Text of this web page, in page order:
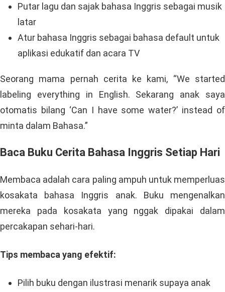
Putar lagu dan sajak bahasa Inggris sebagai musik
latar
Atur bahasa Inggris sebagai bahasa default untuk
aplikasi edukatif dan acara TV
Seorang mama pernah cerita ke kami, “We started
labeling everything in English. Sekarang anak saya
otomatis bilang ‘Can I have some water?’ instead of
minta dalam Bahasa.”
Baca Buku Cerita Bahasa Inggris Setiap Hari
Membaca adalah cara paling ampuh untuk memperluas
kosakata bahasa Inggris anak. Buku mengenalkan
mereka pada kosakata yang nggak dipakai dalam
percakapan sehari-hari.
Tips membaca yang efektif:
Pilih buku dengan ilustrasi menarik supaya anak